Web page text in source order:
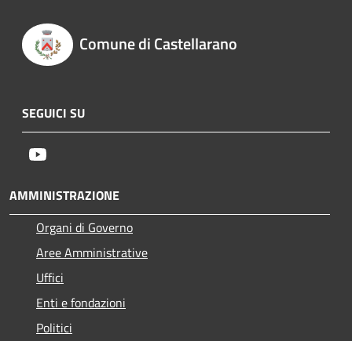
Comune di Castellarano
SEGUICI SU
AMMINISTRAZIONE
Organi di Governo
Aree Amministrative
Uffici
Enti e fondazioni
Politici